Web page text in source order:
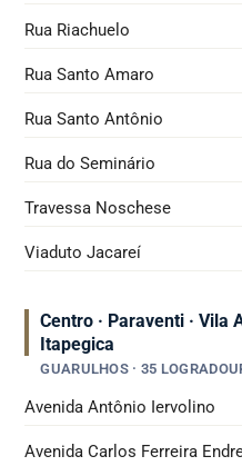
Rua Riachuelo
Rua Santo Amaro
Rua Santo Antônio
Rua do Seminário
Travessa Noschese
Viaduto Jacareí
Centro · Paraventi · Vila
Itapegica
GUARULHOS · 35
Avenida Antônio Iervolino
Avenida Carlos Ferreira